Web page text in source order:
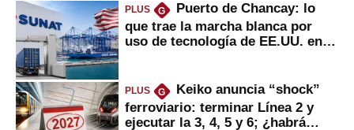
PLUS G
Puerto de Chancay: lo
que trae la marcha blanca por
uso de tecnología de EE.UU. en
PLUS G
Keiko anuncia “shock”
ferroviario: terminar Línea 2 y
ejecutar la 3, 4, 5 y 6; ¿habrá